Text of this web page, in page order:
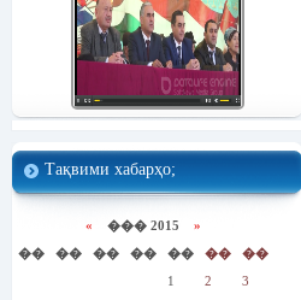
Тақвими хабарҳо;
« ��� 2015 »
��
�� �� �� �� ��
��
1
2
3